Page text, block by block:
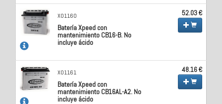
X01160
Batería Xpeed con
mantenimiento CB16-B. No
incluye ácido
52.03 €
X01161
Batería Xpeed con
mantenimiento CB16AL-A2. No
incluye ácido
48.16 €